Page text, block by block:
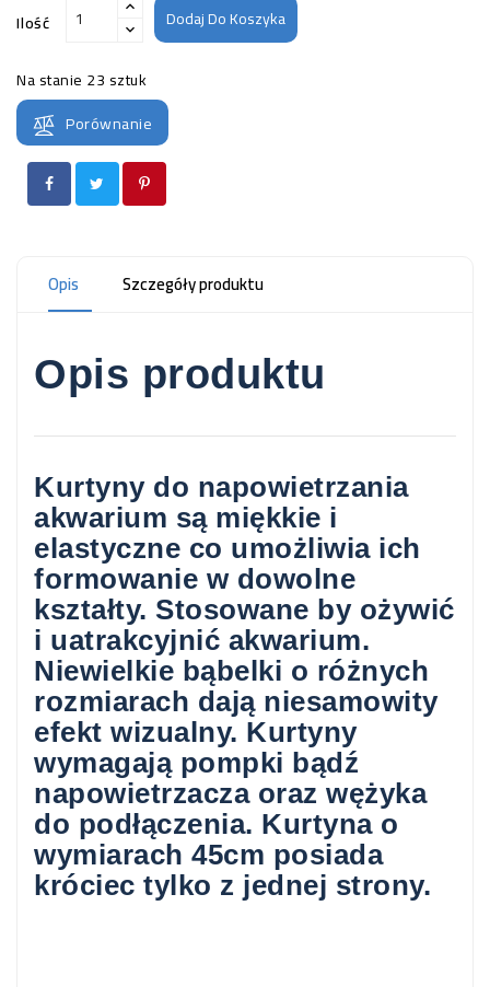
Ilość Dodaj Do Koszyka
Na stanie 23 sztuk
Porównanie
Opis Szczegóły produktu
Opis produktu
Kurtyny do napowietrzania
akwarium są miękkie i
elastyczne co umożliwia ich
formowanie w dowolne
kształty. Stosowane by ożywić
i uatrakcyjnić akwarium.
Niewielkie bąbelki o różnych
rozmiarach dają niesamowity
efekt wizualny. Kurtyny
wymagają pompki bądź
napowietrzacza oraz wężyka
do podłączenia. Kurtyna o
wymiarach 45cm posiada
króciec tylko z jednej strony.